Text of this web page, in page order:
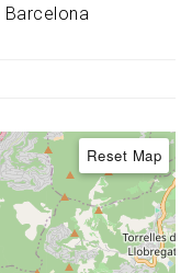
Barcelona
Reset Map